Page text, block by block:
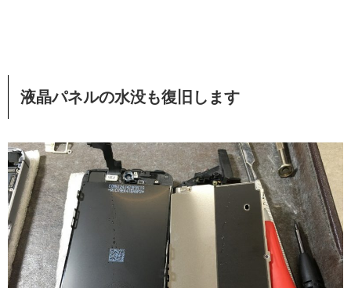
液晶パネルの水没も復旧します